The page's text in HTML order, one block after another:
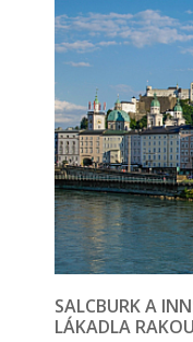
SALCBURK A
LÁKADLA